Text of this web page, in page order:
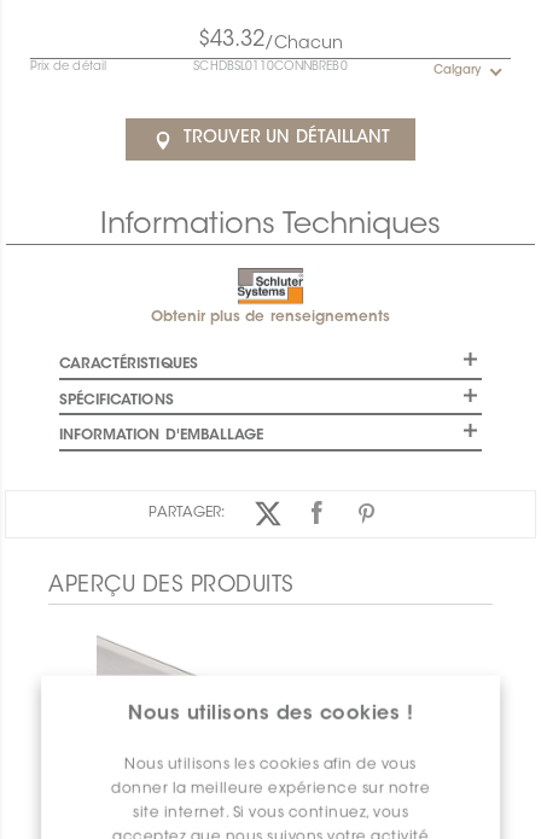
Nous utilisons des cookies !
Nous utilisons les cookies afin de vous
donner la meilleure expérience sur notre
site internet. Si vous continuez, vous
$43.32/Chacun
Prix de détail SCHDBSL0110CONNBREB0 Calgary
TROUVER UN DÉTAILLANT
Informations Techniques
Obtenir plus de renseignements
CARACTÉRISTIQUES
SPÉCIFICATIONS
INFORMATION D'EMBALLAGE
PARTAGER:
APERÇU DES PRODUITS